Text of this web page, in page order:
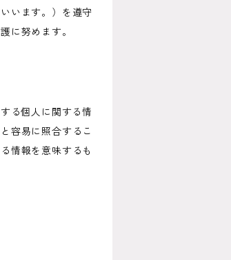
います。）を遵守
に努めます。
る個人に関する情
容易に照合するこ
情報を意味するも